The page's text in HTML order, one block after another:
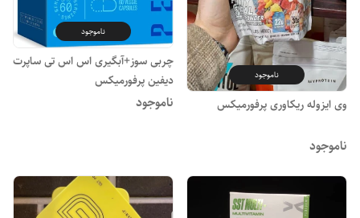
ناموجود
وی ایزوله ریکاوری پرفورمیکس
ناموجود
ناموجود
چربی سوز+آبگیری اس اس تی ساپرت
دیفین پرفورمیکس
ناموجود